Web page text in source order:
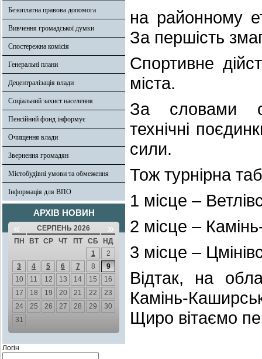
Безоплатна правова допомога
Вивчення громадської думки
Спостережна комісія
Генеральні плани
Децентралізація влади
Соціальний захист населення
Пенсійний фонд інформує
Очищення влади
Звернення громадян
Містобудівні умови та обмеження
Інформація для ВПО
АРХІВ НОВИН
« СЕРПЕНЬ 2026 »
ПН ВТ СР ЧТ ПТ СБ
НД
1
2
3
4 5 6 7 8
9
10
11 12 13 14 15
16
17
18 19 20 21 22
23
24
25 26 27 28 29
30
31
Логін
на районному
За першість
Спортивне
міста.
За словами
технічні
сили.
Тож турнірна
1 місце –
2 місце –
3 місце –
Відтак, на
Камінь-
Щиро вітаємо